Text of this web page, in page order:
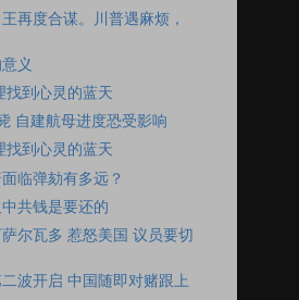
再度合谋。川普遇麻烦，
义
找到心灵的蓝天
自建航母进度恐受影响
找到心灵的蓝天
临弹劾有多远？
共钱是要还的
尔瓦多 惹怒美国 议员要切
波开启 中国随即对赌跟上